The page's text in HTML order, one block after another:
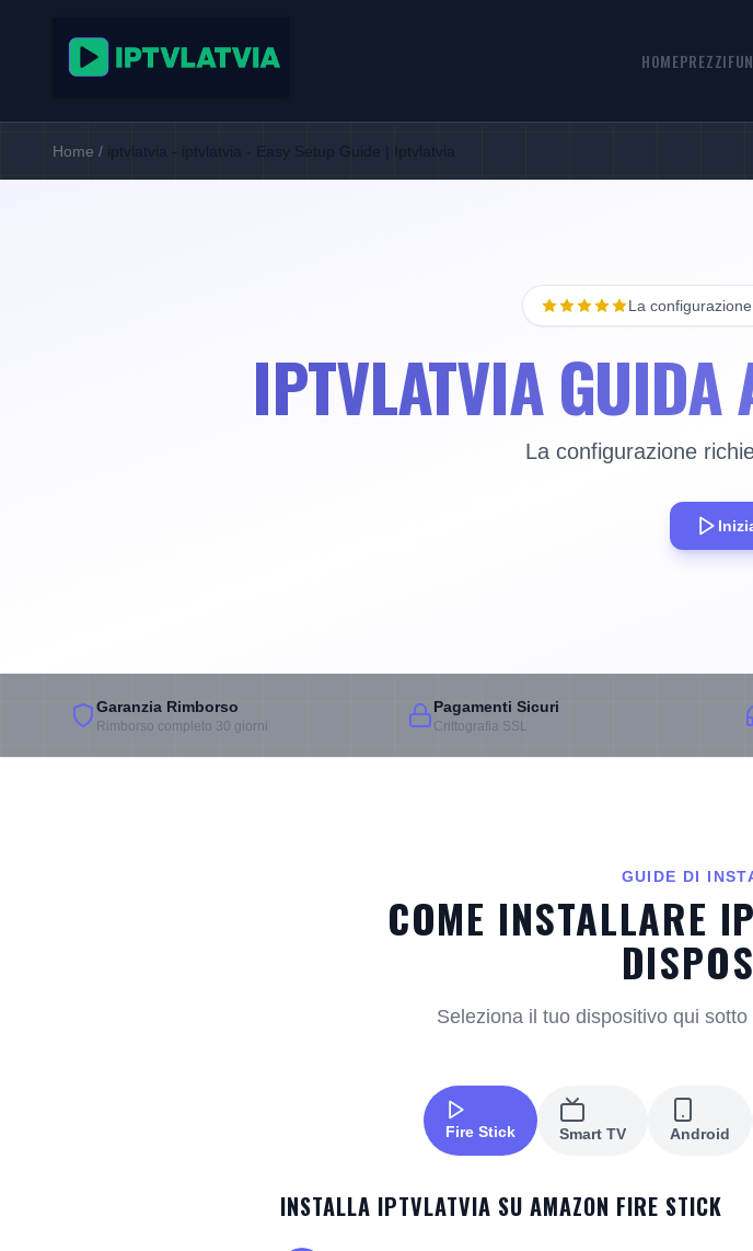
HOMEPREZZI
Home / iptvlatvia - iptvlatvia - Easy Setup Guide | Iptvlatvia
La
IPTVLATVIA GUIDA
La configurazione
Garanzia Rimborso
Rimborso completo 30 giorni
Pagamenti Sicuri
Crittografia SSL
GUIDE DI
COME INSTALLARE
Seleziona il tuo dispositivo qui
Fire Stick Smart TV Android
INSTALLA IPTVLATVIA SU AMAZON FIRE STICK